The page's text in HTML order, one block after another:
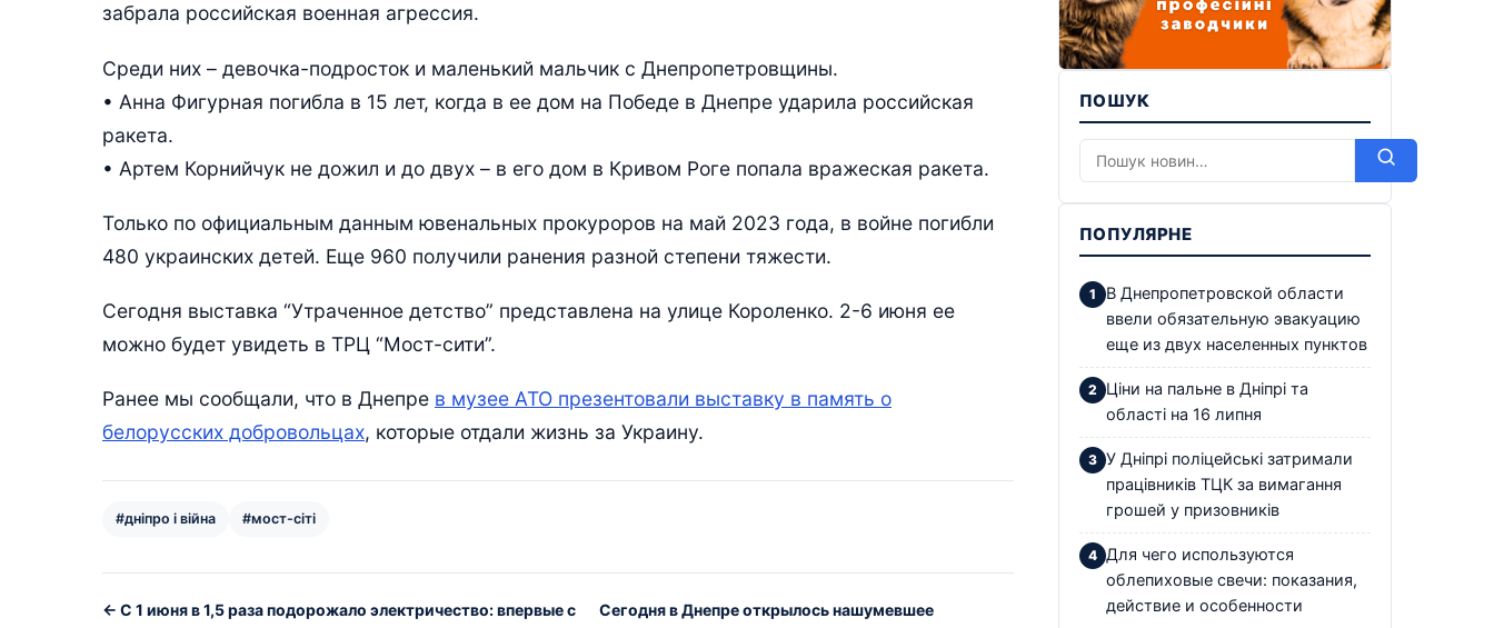
забрала российская военная агрессия.
Среди них – девочка-подросток и маленький мальчик с Днепропетровщины.
• Анна Фигурная погибла в 15 лет, когда в ее дом на Победе в Днепре ударила российская
ракета.
• Артем Корнийчук не дожил и до двух – в его дом в Кривом Роге попала вражеская ракета.
Только по официальным данным ювенальных прокуроров на май 2023 года, в войне погибли
480 украинских детей. Еще 960 получили ранения разной степени тяжести.
Сегодня выставка “Утраченное детство” представлена на улице Короленко. 2-6 июня ее
можно будет увидеть в ТРЦ “Мост-сити”.
Ранее мы сообщали, что в Днепре в музее АТО презентовали выставку в память о
белорусских добровольцах, которые отдали жизнь за Украину.
#дніпро і війна #мост-сіті
← С 1 июня в 1,5 раза подорожало электричество: впервые с
Сегодня в Днепре открылось нашумевшее
ПОШУК
ПОПУЛЯРНЕ
В Днепропетровской области
ввели обязательную эвакуацию
еще из двух населенных пунктов
Ціни на пальне в Дніпрі та
області на 16 липня
У Дніпрі поліцейські затримали
працівників ТЦК за вимагання
грошей у призовників
Для чего используются
облепиховые свечи: показания,
действие и особенности